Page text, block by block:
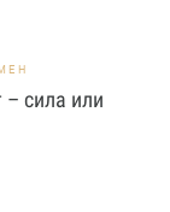
– сила или